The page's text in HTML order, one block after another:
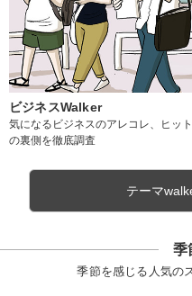
ビジネスWalker
気になるビジネスのアレコレ、ヒット
の裏側を徹底調査
テーマ
季
季節を感じる人気の